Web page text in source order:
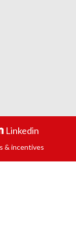
Linkedin
& incentives